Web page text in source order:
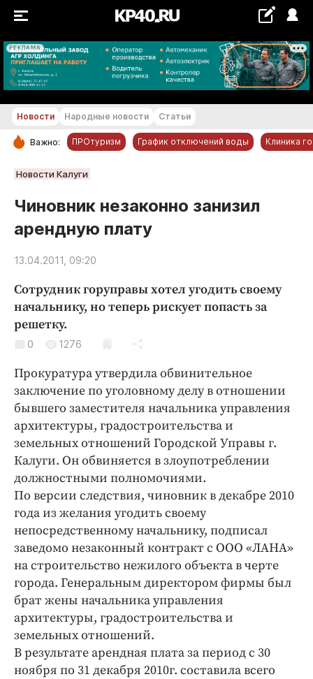
РЕКЛАМА
+20...+21 °С
РУБРИКИ
Статьи
Народные новости
Благоустройство
Криминал
Культура
Недвижимость и ЖКХ
Образование
Общество
Погода
Праздники
Происшествия
Спорт
Экономика и бизнес
ПРОЕКТЫ
Блоги
Издания
Медиаперсона
Интересное чтиво
Клиника года
Бренд года
Новости Народные новости Статьи
Важно: ПРОтуризм График отключений воды Клиника
Новости Калуги
Чиновник незаконно занизил
арендную плату
13.04.2011, 09:20
Сотрудник горуправы хотел угодить своему
начальнику, но теперь рискует попасть за
решетку.
0 1276
Прокуратура утвердила обвинительное
заключение по уголовному делу в отношении
бывшего заместителя начальника управления
архитектуры, градостроительства и
земельных отношений Городской Управы г.
Калуги. Он обвиняется в злоупотреблении
должностными полномочиями.
По версии следствия, чиновник в декабре 2010
года из желания угодить своему
непосредственному начальнику, подписал
заведомо незаконный контракт с ООО «ЛАНА»
на строительство нежилого объекта в черте
города. Генеральным директором фирмы был
брат жены начальника управления
архитектуры, градостроительства и
земельных отношений.
В результате арендная плата за период с 30
ноября по 31 декабря 2010г. составила всего